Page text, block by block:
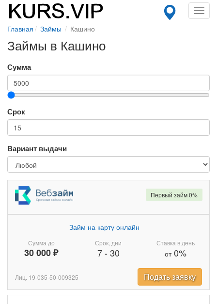
Главная Займы Кашино
Займы в Кашино
Сумма
Срок
Вариант выдачи
Сумма до
30 000 ₽
Займ на карту онлайн
Срок, дни
7- 30
Ставка в день
от0%
Первый займ 0%
Лиц. 19-035-50-009325 Подать заявку